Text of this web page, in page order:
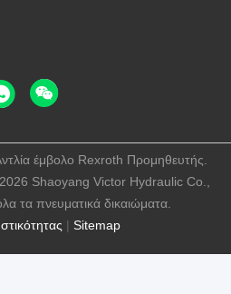
| Sitemap
έμβολο Rexroth Προμηθευτής.
Shaoyang Victor Hydraulic Co.,
τα πνευματικά δικαιώματα.